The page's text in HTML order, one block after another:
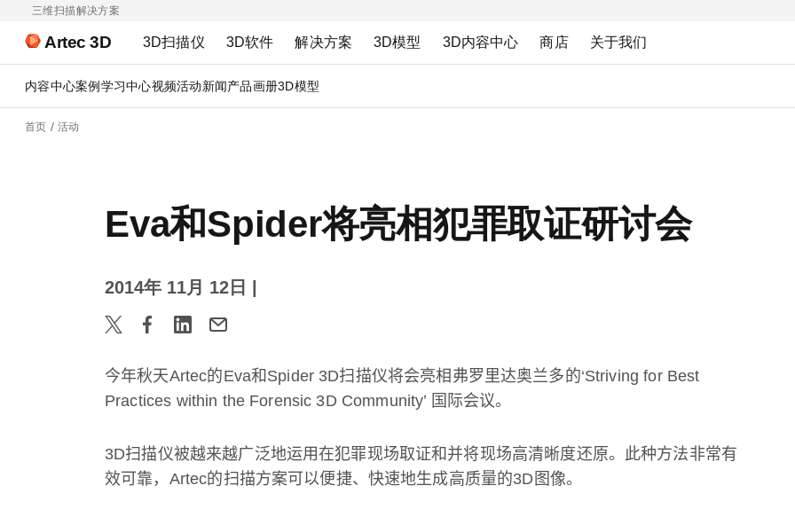
三维扫描解决方案
Artec 3D 3D扫描仪 3D软件 解决方案 3D模型 3D内容中心 商店 关于我们
内容中心案例 学习中心视频活动新闻产品画册3D模型
首页 活动
Eva和Spider将亮相犯罪取证研讨会
2014年 11月 12日
今年秋天Artec的Eva和 Spider 3D扫描仪将会亮相弗罗里达奥兰多的‘Striving for Best
Practices within the Forensic 3D Community’ 国际会议。
3D扫描仪被越来越广泛地运用在犯罪现场取证和并将现场高清晰度还原。此种方法非常有
效可靠， Artec的扫描方案可以便捷、快速地生成高质量的3D 图像。